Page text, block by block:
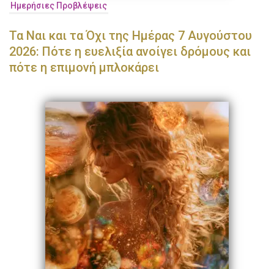
Ημερήσιες Προβλέψεις
Τα Ναι και τα Όχι της Ημέρας 7 Αυγούστου
2026: Πότε η ευελιξία ανοίγει δρόμους και
πότε η επιμονή μπλοκάρει